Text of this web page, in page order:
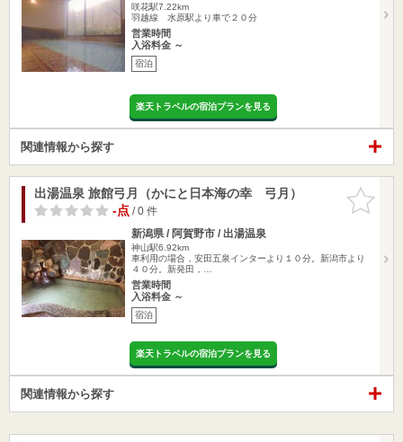
咲花駅7.22km
羽越線 水原駅より車で２０分
営業時間
入浴料金 ～
宿泊
楽天トラベルの宿泊プランを見る
関連情報から探す
お気に入
りに追加
出湯温泉 旅館弓月（かにと日本海の幸 弓月）
-点/ 0 件
新潟県 / 阿賀野市 / 出湯温泉
神山駅6.92km
車利用の場合，安田五泉インターより１０分。新潟市より
４０分。新発田，…
営業時間
入浴料金 ～
宿泊
楽天トラベルの宿泊プランを見る
関連情報から探す